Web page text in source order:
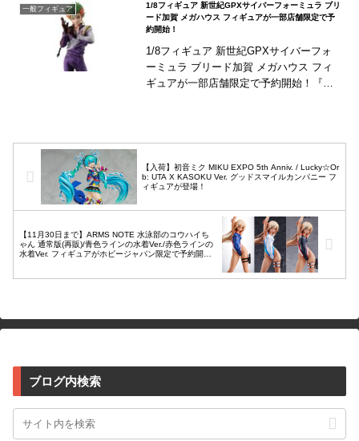
一般フィギュア
1/8フィギュア 新世紀GPXサイバーフォーミュラ ブリ
ード加賀 メガハウス フィギュアが一部店舗限定で予
約開始！
1/8フィギュア 新世紀GPXサイバーフォ
ーミュラ ブリード加賀 メガハウス フィ
ギュアが一部店舗限定で予約開始！『新
【入荷】初音ミク MIKU EXPO 5th Anniv. / Lucky☆Or
b: UTA X KASOKU Ver. グッドスマイルカンパニー フ
ィギュアが登場！
【11月30日まで】ARMS NOTE 水泳部のコウハイち
ゃん 通常版(再販)/青色ラインの水着Ver./赤色ラインの
水着Ver. フィギュアがホビージャパン限定で予約開
ブログ内検索